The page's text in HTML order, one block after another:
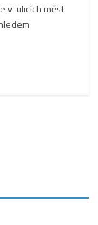
v ulicích měst